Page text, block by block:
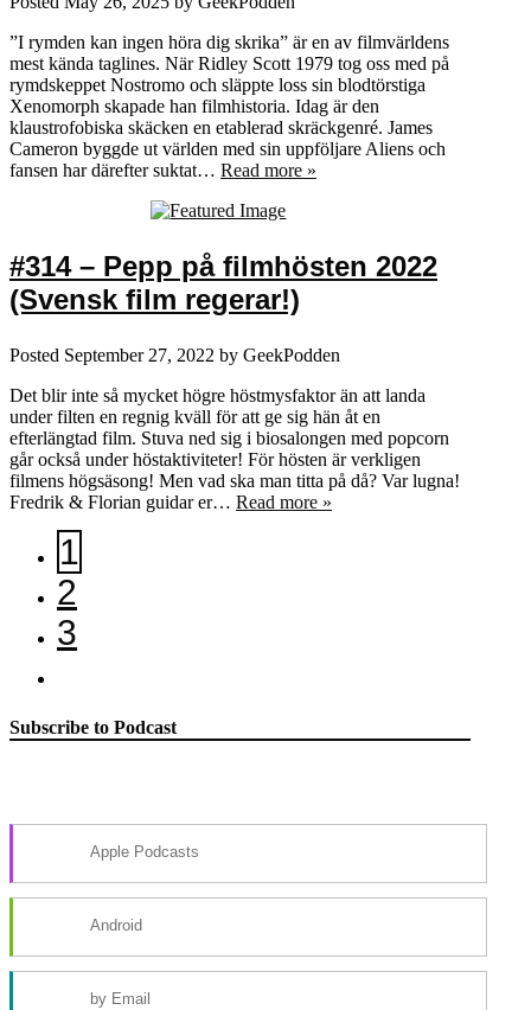
”I rymden kan ingen höra dig skrika” är en av filmvärldens
mest kända taglines. När Ridley Scott 1979 tog oss med på
rymdskeppet Nostromo och släppte loss sin blodtörstiga
Xenomorph skapade han filmhistoria. Idag är den
klaustrofobiska skäcken en etablerad skräckgenré. James
Cameron byggde ut världen med sin uppföljare Aliens och
fansen har därefter suktat… Read more »
#314 – Pepp på filmhösten 2022
(Svensk film regerar!)
Posted September 27, 2022 by GeekPodden
Det blir inte så mycket högre höstmysfaktor än att landa
under filten en regnig kväll för att ge sig hän åt en
efterlängtad film. Stuva ned sig i biosalongen med popcorn
går också under höstaktiviteter! För hösten är verkligen
filmens högsäsong! Men vad ska man titta på då? Var lugna!
Fredrik & Florian guidar er… Read more »
1
2
3
Subscribe to Podcast
Apple Podcasts
Android
by Email